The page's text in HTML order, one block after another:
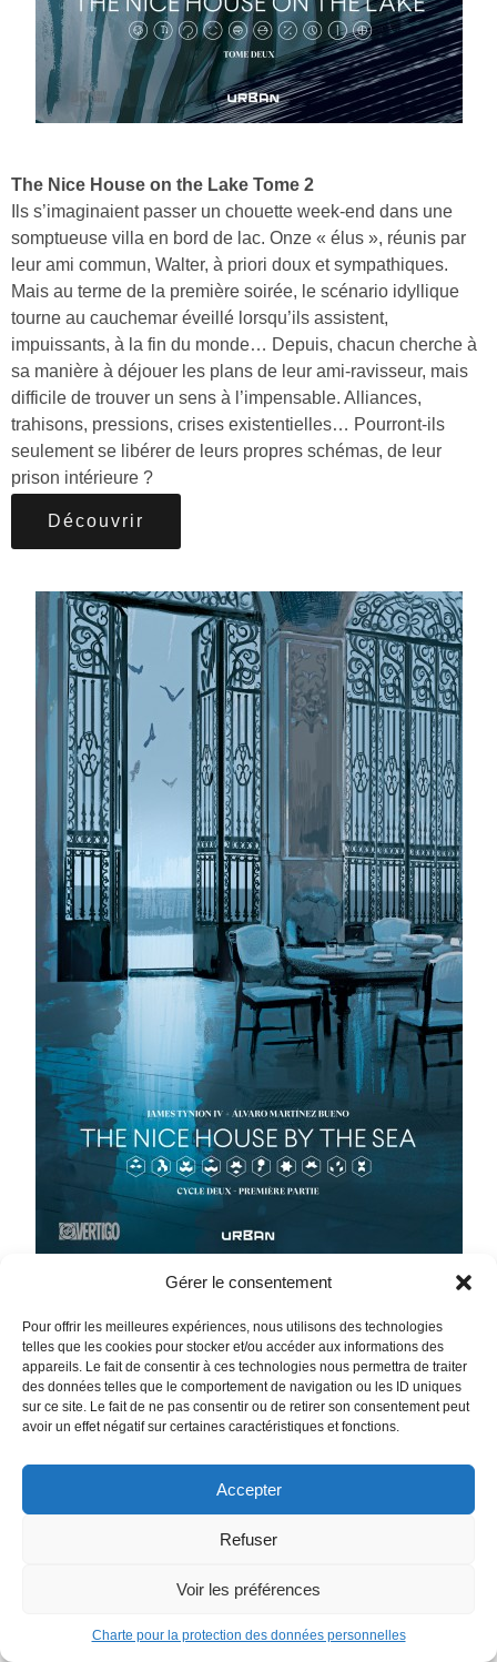
Gérer le consentement
Pour offrir les meilleures expériences, nous utilisons des technologies
telles que les cookies pour stocker et/ou accéder aux informations des
appareils. Le fait de consentir à ces technologies nous permettra de traiter
des données telles que le comportement de navigation ou les ID uniques
sur ce site. Le fait de ne pas consentir ou de retirer son consentement peut
avoir un effet négatif sur certaines caractéristiques et fonctions.
Accepter
Refuser
Voir les préférences
Charte pour la protection des données personnelles
The Nice House on the Lake Tome 2
Ils s’imaginaient passer un chouette week-end dans une
somptueuse villa en bord de lac. Onze « élus », réunis par
leur ami commun, Walter, à priori doux et sympathiques.
Mais au terme de la première soirée, le scénario idyllique
tourne au cauchemar éveillé lorsqu’ils assistent,
impuissants, à la fin du monde… Depuis, chacun cherche à
sa manière à déjouer les plans de leur ami-ravisseur, mais
difficile de trouver un sens à l’impensable. Alliances,
trahisons, pressions, crises existentielles… Pourront-ils
seulement se libérer de leurs propres schémas, de leur
prison intérieure ?
Découvrir
The Nice House by the Sea Tome 1
Aucun des douze convives de cette belle demeure en bord
de Méditerranée ne connaissait Max. Elle connaissait
pourtant chacun d’entre eux. Experts dans leur domaine,
géants de l’industrie et du savoir moderne, chacun d’entre
monde et incarner l’avenir de l’Humanité, tous ont accepté
en leur âme et conscience de se réunir dans ce petit paradis
créé rien que pour eux, abandonnant vie et proches à leur
Vivre éternellement ? Que pourrait-il y avoir de mal à ça ?
Découvrir